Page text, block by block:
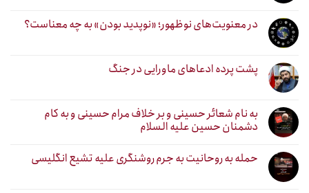
در معنویت‌های نوظهور؛ «نوپدید بودن» به چه معناست؟
پشت پرده ادعاهای ماورایی در جنگ
به نام شعائر حسینی و بر خلاف مرام حسینی و به کام
دشمنان حسین علیه السلام
حمله به روحانیت به جرم روشنگری علیه تشیع انگلیسی